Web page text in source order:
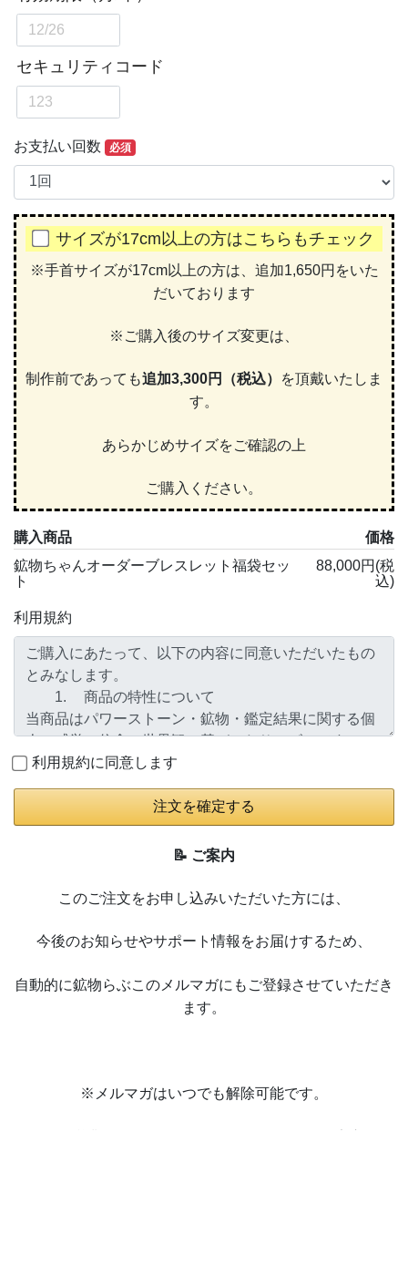
お支払い回数 必須
サイズが17cm以上の方はこちらもチェック
※手首サイズが17cm以上の方は、追加1,650円をいた
だいております
※ご購入後のサイズ変更は、
制作前であっても追加3,300円（税込）
を頂戴いたしま
す。
あらかじめサイズをご確認の上
ご購入ください。
購入商品
価格
鉱物ちゃんオーダーブレスレット福袋セッ
ト
88,000円(税
込)
利用規約
利用規約に同意します
注文を確定する
📝 ご案内
このご注文をお申し込みいただいた方には、
今後のお知らせやサポート情報をお届けするため、
自動的に鉱物らぶこのメルマガにもご登録させていただき
ます。
※メルマガはいつでも解除可能です。